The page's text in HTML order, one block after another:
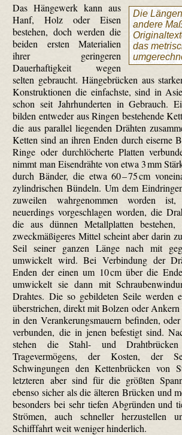
Die
andere
das
Das Hängewerk kann aus
Hanf, Holz oder Eisen
bestehen, doch werden die
beiden ersten Materialien
ihrer geringeren
Dauerhaftigkeit wegen
selten gebraucht. Hängebrücken aus
Konstruktionen die einfachste, sind in
schon seit Jahrhunderten in Gebrauch.
bilden entweder aus Ringen bestehende
die aus parallel liegenden Drähten
Ketten sind an ihren Enden durch eiserne
Ringe oder durchlöcherte Platten
nimmt man Eisendrähte von etwa 3 mm
durch Bänder, die etwa 60 – 75 cm
zylindrischen Bündeln. Um dem
zuweilen wahrgenommen worden
neuerdings vorgeschlagen worden, die
die aus dünnen Metallplatten
zweckmäßigeres Mittel scheint aber darin
Seil seiner ganzen Länge nach mit
umwickelt wird. Bei Verbindung der
Enden der einen um 10 cm über die
umwickelt sie dann mit
Drahtes. Die so gebildeten Seile werden
überstrichen, direkt mit Bolzen oder Ankern
in den Verankerungsmauern befinden,
verbunden, die in jenen befestigt sind.
stehen die Stahl- und
Tragevermögens, der Kosten, der
Schwingungen den Kettenbrücken von
letzteren aber sind für die größten
ebenso sicher als die älteren Brücken und
besonders bei sehr tiefen Abgründen und
Strömen, auch schneller herzustellen
Schifffahrt weit weniger hinderlich.